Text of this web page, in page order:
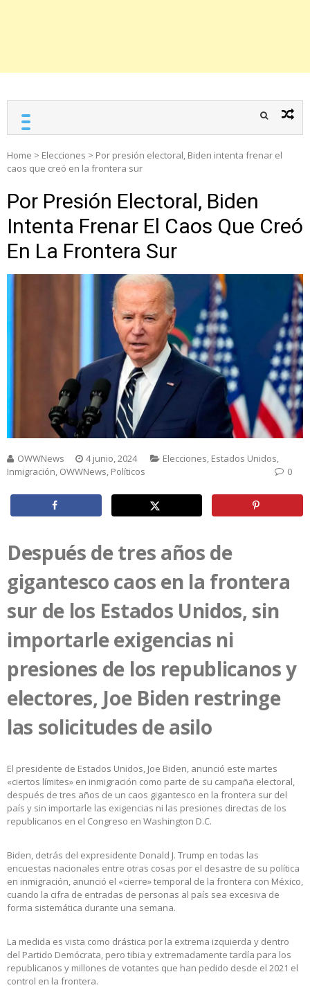
Home > Elecciones > Por presión electoral, Biden intenta frenar el
caos que creó en la frontera sur
Por Presión Electoral, Biden
Intenta Frenar El Caos Que Creó
En La Frontera Sur
OWWNews 4 junio, 2024 Elecciones, Estados Unidos,
Inmigración, OWWNews, Políticos 0
Después de tres años de
gigantesco caos en la frontera
sur de los Estados Unidos, sin
importarle exigencias ni
presiones de los republicanos y
electores, Joe Biden restringe
las solicitudes de asilo
El presidente de Estados Unidos, Joe Biden, anunció este martes
«ciertos límites» en inmigración como parte de su campaña electoral,
después de tres años de un caos gigantesco en la frontera sur del
país y sin importarle las exigencias ni las presiones directas de los
republicanos en el Congreso en Washington D.C.
Biden, detrás del expresidente Donald J. Trump en todas las
encuestas nacionales entre otras cosas por el desastre de su política
en inmigración, anunció el «cierre» temporal de la frontera con México,
cuando la cifra de entradas de personas al país sea excesiva de
forma sistemática durante una semana.
La medida es vista como drástica por la extrema izquierda y dentro
del Partido Demócrata, pero tibia y extremadamente tardía para los
republicanos y millones de votantes que han pedido desde el 2021 el
control en la frontera.